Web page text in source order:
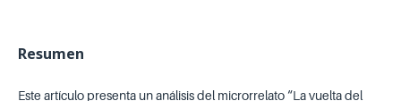
Resumen
Este artículo presenta un análisis del microrrelato “La vuelta del